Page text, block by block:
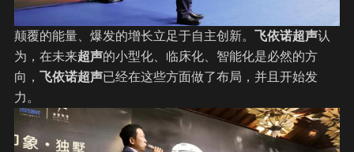
颠覆的能量、爆发的增长立足于自主创新。 飞依诺超声认
为，在未来超声的小型化、临床化、智能化是必然的方
向， 飞依诺超声已经在这些方面做了布局，并且开始发
力。